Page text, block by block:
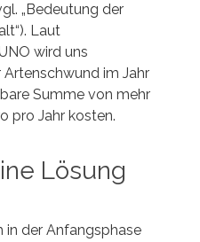
„Bedeutung der
Laut
wird uns
Artenschwund im Jahr
Summe von mehr
pro Jahr kosten.
Lösung
in der Anfangsphase